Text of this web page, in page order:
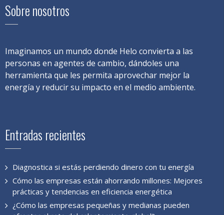
Sobre nosotros
Imaginamos un mundo donde Helo convierta a las
personas en agentes de cambio, dándoles una
herramienta que les permita aprovechar mejor la
energía y reducir su impacto en el medio ambiente.
Entradas recientes
Diagnostica si estás perdiendo dinero con tu energía
Cómo las empresas están ahorrando millones: Mejores
prácticas y tendencias en eficiencia energética
¿Cómo las empresas pequeñas y medianas pueden